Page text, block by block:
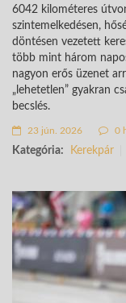
6042 kilométeres
szintemelkedésen,
döntésen vezetett
több mint három
nagyon erős üzenet
„lehetetlen” gyakran
becslés.
23 jún. 2026 0
Kategória: Kerekpár